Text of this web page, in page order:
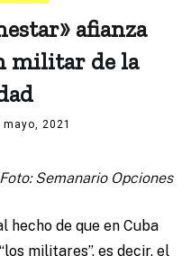
afianza
militar de la
mayo, 2021
Foto: Semanario Opciones
hecho de que en Cuba
militares”, es decir, el